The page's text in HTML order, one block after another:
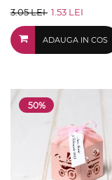
3.05 LEI 1.53 LEI
ADAUGA IN COS
50%